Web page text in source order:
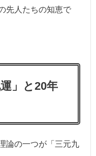
先人たちの知恵で
」と20年
論の一つが「三元九